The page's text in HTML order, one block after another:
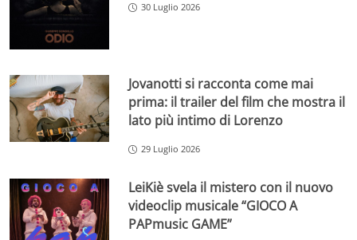
30 Luglio 2026
Jovanotti si racconta come mai
prima: il trailer del film che mostra il
lato più intimo di Lorenzo
29 Luglio 2026
LeiKiè svela il mistero con il nuovo
videoclip musicale “GIOCO A
PAPmusic GAME”